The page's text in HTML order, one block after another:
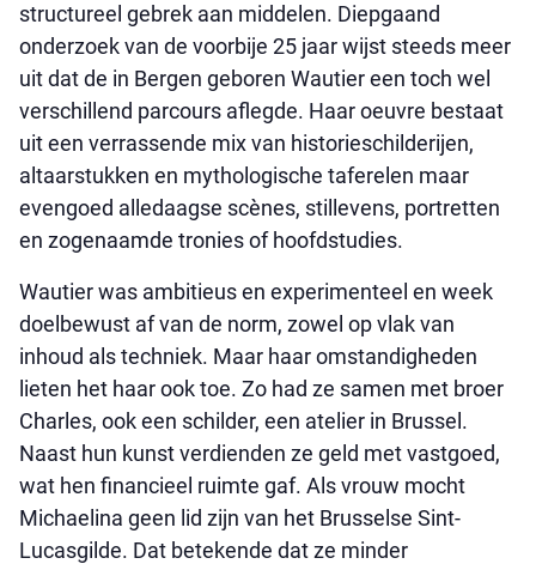
structureel gebrek aan middelen. Diepgaand
onderzoek van de voorbije 25 jaar wijst steeds meer
uit dat de in Bergen geboren Wautier een toch wel
verschillend parcours aflegde. Haar oeuvre bestaat
uit een verrassende mix van historieschilderijen,
altaarstukken en mythologische taferelen maar
evengoed alledaagse scènes, stillevens, portretten
en zogenaamde tronies of hoofdstudies.
Wautier was ambitieus en experimenteel en week
doelbewust af van de norm, zowel op vlak van
inhoud als techniek. Maar haar omstandigheden
lieten het haar ook toe. Zo had ze samen met broer
Charles, ook een schilder, een atelier in Brussel.
Naast hun kunst verdienden ze geld met vastgoed,
wat hen financieel ruimte gaf. Als vrouw mocht
Michaelina geen lid zijn van het Brusselse Sint-
Lucasgilde. Dat betekende dat ze minder